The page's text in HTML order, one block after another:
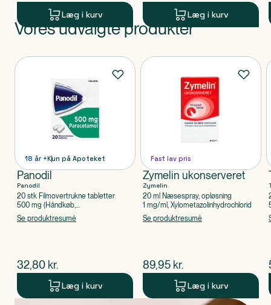
Læg i kurv Læg i kurv
Produkt 1 af 0
Vores udvalgte produkter
Produkter
18 år +Kun på Apoteket
Panodil
Panodil
20 stk Filmovertrukne tabletter
500 mg (Håndkøb,
apoteksforbeholdt), Paracetamol
Se produktresumé
$nuværende pris
32,80 kr.
Læg i kurv
Fast lav pris
Zymelin ukonserveret
Zymelin
20 ml Næsespray, opløsning
1 mg/ml, Xylometazolinhydrochlorid
Se produktresumé
$nuværende pris
89,95 kr.
Læg i kurv